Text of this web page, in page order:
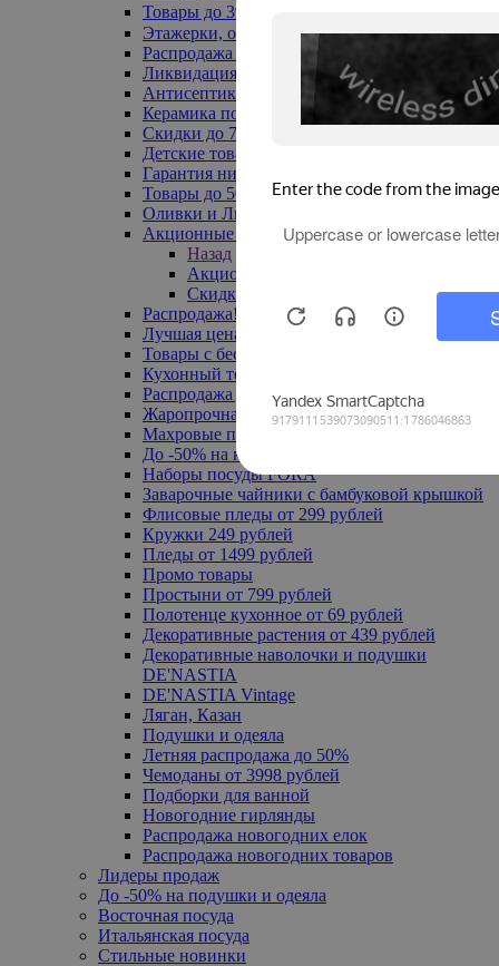
Товары до 399₽
Этажерки, обувницы
Распродажа текстиля до -50%
Ликвидация до -70%
Антисептики
Керамика по 129 руб
Скидки до 70%
Детские товары
Гарантия низкой цены
Товары до 500 руб
Оливки и Лимоны
Акционные товары
Назад
Акционные товары
Скидка 20% по промокоду
Распродажа! Ульяновск до -70%
Лучшая цена
Товары с бесплатной доставкой
Кухонный текстиль
Распродажа до -50%
Жаропрочная посуда
Махровые полотенца
До -50% на ковры
Наборы посуды FORA
Заварочные чайники с бамбуковой крышкой
Флисовые пледы от 299 рублей
Кружки 249 рублей
Пледы от 1499 рублей
Промо товары
Простыни от 799 рублей
Полотенце кухонное от 69 рублей
Декоративные растения от 439 рублей
Декоративные наволочки и подушки
DE'NASTIA
DE'NASTIA Vintage
Ляган, Казан
Подушки и одеяла
Летняя распродажа до 50%
Чемоданы от 3998 рублей
Подборки для ванной
Новогодние гирлянды
Распродажа новогодних елок
Распродажа новогодних товаров
Лидеры продаж
До -50% на подушки и одеяла
Восточная посуда
Итальянская посуда
Стильные новинки